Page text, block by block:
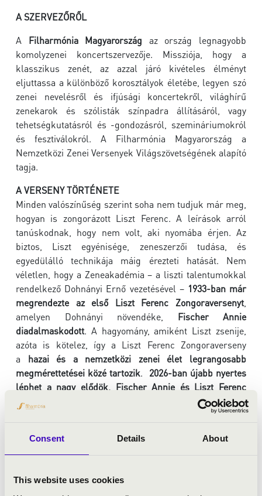
Consent Details About
This website uses cookies
A SZERVEZŐRŐL
A Filharmónia Magyarország az ország legnagyobb
komolyzenei koncertszervezője. Missziója, hogy a
klasszikus zenét, az azzal járó kivételes élményt
eljuttassa a különböző korosztályok életébe, legyen szó
zenei nevelésről és ifjúsági koncertekről, világhírű
zenekarok és szólisták színpadra állításáról, vagy
tehetségkutatásról és -gondozásról, szemináriumokról
és fesztiválokról. A Filharmónia Magyarország a
Nemzetközi Zenei Versenyek Világszövetségének alapító
tagja.
A VERSENY TÖRTÉNETE
Minden valószínűség szerint soha nem tudjuk már meg,
hogyan is zongorázott Liszt Ferenc. A leírások arról
tanúskodnak, hogy nem volt, aki nyomába érjen. Az
biztos, Liszt egyénisége, zeneszerzői tudása, és
egyedülálló technikája máig érezteti hatását. Nem
véletlen, hogy a Zeneakadémia – a liszti talentumokkal
rendelkező Dohnányi Ernő vezetésével – 1933-ban már
megrendezte az első Liszt Ferenc Zongoraversenyt
amelyen Dohnányi növendéke, Fischer Annie
diadalmaskodott. A hagyomány, amiként Liszt zsenije,
azóta is kötelez, így a Liszt Ferenc Zongoraverseny
a hazai és a nemzetközi zenei élet legrangosabb
megmérettetései közé tartozik. 2026-ban újabb nyertes
léphet a nagy elődök, Fischer Annie és Liszt Ferenc
nyomdokába.
A Liszt Ferenc Nemzetközi Zongoraverseny 2026.
szeptember 15–20. között kerül megrendezésre Pécsett,
egyik legfontosabb kulturális központjában, a Kodály